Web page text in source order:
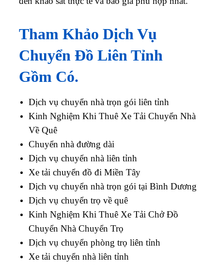
Tham Khảo Dịch Vụ
Chuyển Đồ Liên Tỉnh
Gồm Có.
Dịch vụ chuyển nhà trọn gói liên tỉnh
Kinh Nghiệm Khi Thuê Xe Tải Chuyển Nhà
Về Quê
Chuyển nhà đường dài
Dịch vụ chuyển nhà liên tỉnh
Xe tải chuyển đồ đi Miền Tây
Dịch vụ chuyển nhà trọn gói tại Bình Dương
Dịch vụ chuyển trọ về quê
Kinh Nghiệm Khi Thuê Xe Tải Chở Đồ
Chuyển Nhà Chuyển Trọ
Dịch vụ chuyển phòng trọ liên tỉnh
Xe tải chuyển nhà liên tỉnh